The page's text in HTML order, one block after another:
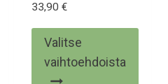
33,90 €
Valitse
vaihtoehdoista